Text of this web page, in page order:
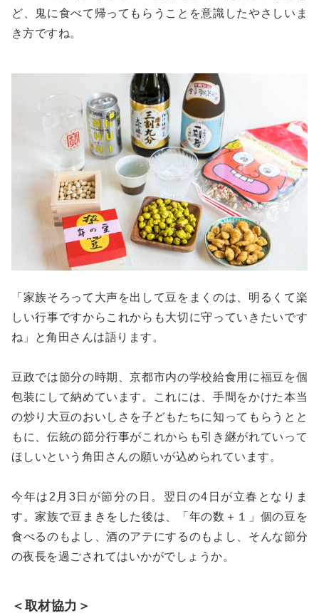
ど、鬼に食べて帰ってもらうことを意識したやさしいま
き方ですね。
「家族そろって大声を出して豆をまくのは、明るくて楽
しい行事ですからこれからも大切に守っていきたいです
ね」と角田さんは語ります。
豆政では節分の時期、京都市内の学校給食用に福豆を個
包装にして納めています。これには、手間をかけた本当
の炒り大豆のおいしさを子どもたちに知ってもらうとと
もに、伝統の節分行事がこれからも引き継がれていって
ほしいという角田さんの願いが込められています。
今年は2月3日が節分の日。翌日の4日が立春となりま
す。家族で豆まきをした後は、「年の数＋１」個の豆を
食べるのもよし、酒のアテにするのもよし、そんな節分
の夜長を過ごされてはいかがでしょうか。
＜取材協力＞